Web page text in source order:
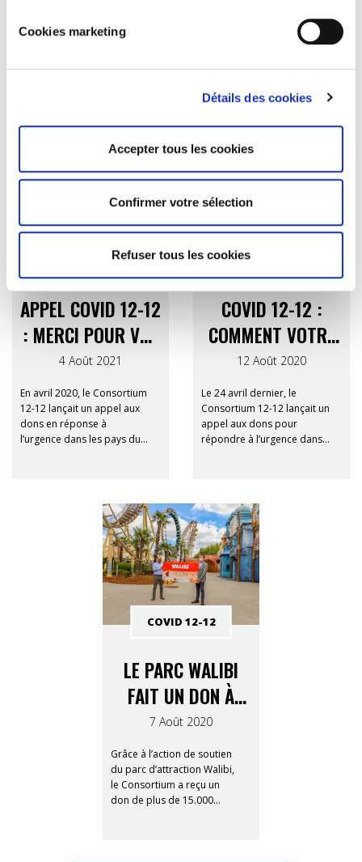
Cookies marketing
Détails des cookies
Accepter tous les cookies
Confirmer votre sélection
Refuser tous les cookies
APPEL COVID 12-12
: MERCI POUR VOS
DONS
4 Août 2021
En avril 2020, le Consortium
12-12 lançait un appel aux
dons en réponse à
l’urgence dans les pays du
COVID 12-12
COVID 12-12 :
COMMENT VOTRE
DON EST-IL
UTILISÉ?
12 Août 2020
Le 24 avril dernier, le
Consortium 12-12 lançait un
appel aux dons pour
répondre à l’urgence dans
COVID 12-12
LE PARC WALIBI
FAIT UN DON À
COVID 12-12
7 Août 2020
Grâce à l’action de soutien
du parc d’attraction Walibi,
le Consortium a reçu un
don de plus de 15.000
COVID 12-12